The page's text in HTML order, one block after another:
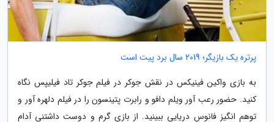
پرتره یک بازیگر؛ 2019 سال برد پیت است
به بازی واکین فینیکس در نقش جوکر در فیلم جوکر تاد فیلیپس نگاه
کنید. حضور رعب آور ویلم دافو و رابرت پتینسون را در فیلم دلهره آور و
توهم انگیز فانوس دریایی ببینید. از بازی گرم و دوست داشتنی آدام